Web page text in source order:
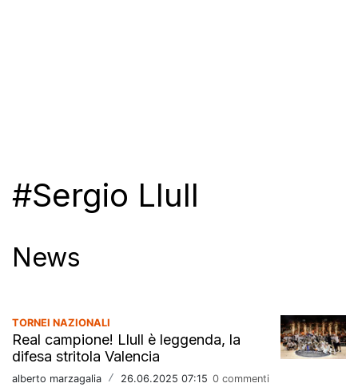
#Sergio Llull
News
TORNEI NAZIONALI
Real campione! Llull è leggenda, la
difesa stritola Valencia
alberto marzagalia / 26.06.2025 07:15 0 commenti